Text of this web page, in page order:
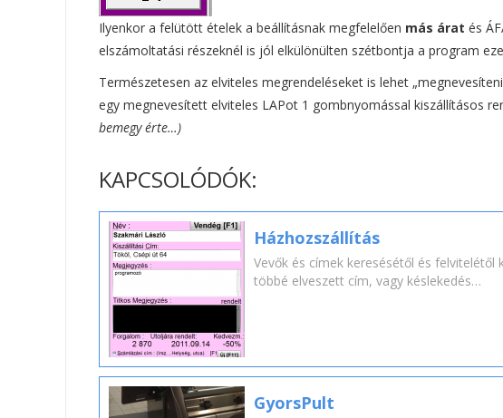
Ilyenkor a felütött ételek a beállításnak megfelelően más árat és
elszámoltatási részeknél is jól elkülönülten szétbontja a program
Természetesen az elviteles megrendeléseket is lehet
egy megnevesített elviteles LAPot 1 gombnyomással kiszállításos
bemegy érte…)
KAPCSOLÓDÓK:
Házhozszállítás
Vevők és címek keresésétől és
többé elveszett cím, vagy késlekedés…
GyorsPult